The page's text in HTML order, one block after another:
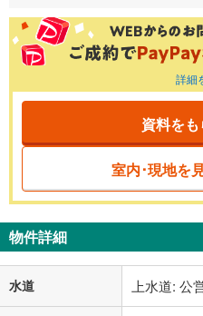
詳細
資料をも
室内･現地を
物件詳細
水道 上水道: 公